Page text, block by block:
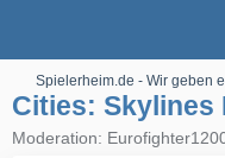
Spielerheim.de - Wir geben
Cities: Skylines
Moderation: